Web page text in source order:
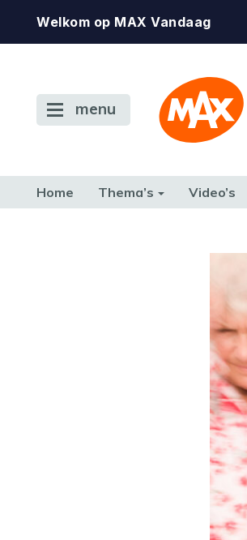
Welkom op MAX Vandaag
menu
Home Thema’s Video’s